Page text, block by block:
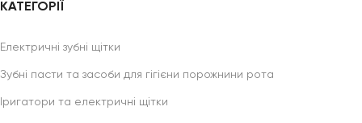
КАТЕГОРІЇ
Електричні зубні щітки
Зубні пасти та засоби для гігієни порожнини рота
Іригатори та електричні щітки